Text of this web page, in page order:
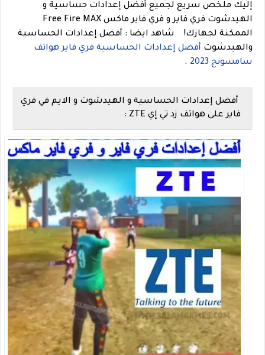
إليك ملخص سريع لجميع أفضل إعدادات حساسية و
الهيدشوت فري فاير و فري فاير ماكس Free Fire MAX
الممكنة لجهازك!
شاهد ايضا : أفضل إعدادات الحساسية
والهيدشوت أفضل إعدادات الحساسية فري فاير هواتف
سامسونج 2023
.
أفضل إعدادات الحساسية و الهيدشوت و الايم في فري
فاير على هواتف زد تي إي ZTE :